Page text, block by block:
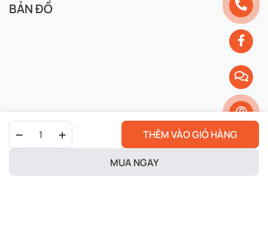
3100
silver
THÊM VÀO GIỎ HÀNG
MUA NGAY
BẢN ĐỒ
Copyright 2024 © 3piston. All right reserved.